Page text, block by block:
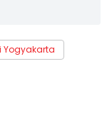
Yogyakarta